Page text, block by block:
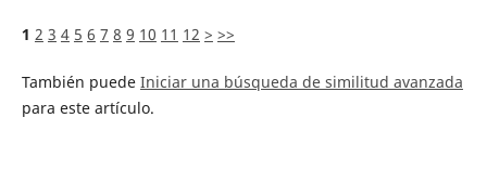
1 2 3 4 5 6 7 8 9 10 11 12 > >>
También puede Iniciar una búsqueda de similitud avanzada
para este artículo.